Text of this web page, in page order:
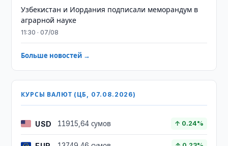
Узбекистан и Иордания подписали меморандум в
аграрной науке
11:30 · 07/08
Больше новостей →
КУРСЫ ВАЛЮТ (ЦБ, 07.08.2026)
USD 11915,64 сумов ↑ 0.24%